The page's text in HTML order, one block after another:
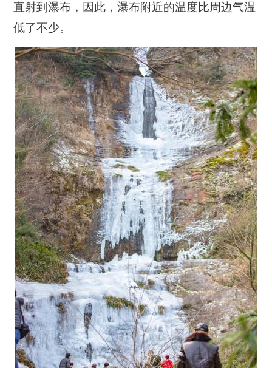
直射到瀑布，因此，瀑布附近的温度比周边气温
低了不少。